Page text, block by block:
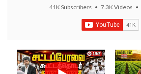
41K Subscribers • 7.3K Videos •